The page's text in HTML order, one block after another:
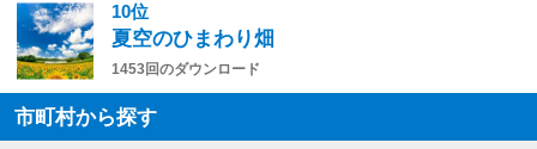
10位
夏空のひまわり畑
1453回のダウンロード
市町村から探す